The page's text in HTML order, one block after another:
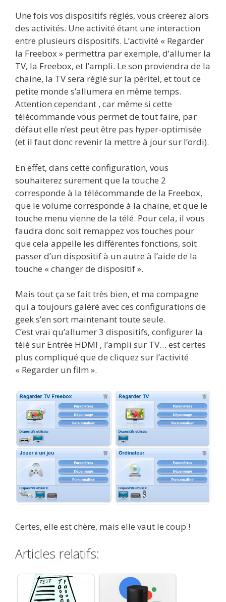
Une fois vos dispositifs réglés, vous créerez alors
des activités. Une activité étant une interaction
entre plusieurs dispositifs. L’activité « Regarder
la Freebox » permettra par exemple, d’allumer la
TV, la Freebox, et l’ampli. Le son proviendra de la
chaine, la TV sera réglé sur la péritel, et tout ce
petite monde s’allumera en même temps.
Attention cependant , car même si cette
télécommande vous permet de tout faire, par
défaut elle n’est peut être pas hyper-optimisée
(et il faut donc revenir la mettre à jour sur l’ordi).
En effet, dans cette configuration, vous
souhaiterez surement que la touche 2
corresponde à la télécommande de la Freebox,
que le volume corresponde à la chaine, et que le
touche menu vienne de la télé. Pour cela, il vous
faudra donc soit remappez vos touches pour
que cela appelle les différentes fonctions, soit
passer d’un dispositif à un autre à l’aide de la
touche « changer de dispositif ».
Mais tout ça se fait très bien, et ma compagne
qui a toujours galéré avec ces configurations de
geek s’en sort maintenant toute seule.
C’est vrai qu’allumer 3 dispositifs, configurer la
télé sur Entrée HDMI , l’ampli sur TV… est certes
plus compliqué que de cliquez sur l’activité
« Regarder un film ».
Certes, elle est chère, mais elle vaut le coup !
Articles relatifs: